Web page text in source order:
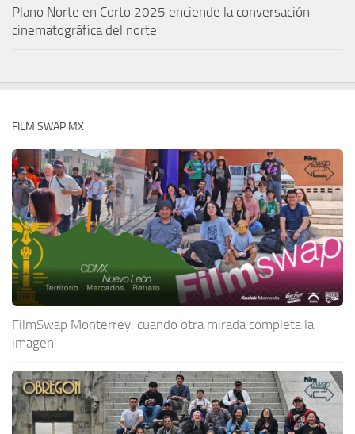
Plano Norte en Corto 2025 enciende la conversación
cinematográfica del norte
FILM SWAP MX
FilmSwap Monterrey: cuando otra mirada completa la
imagen